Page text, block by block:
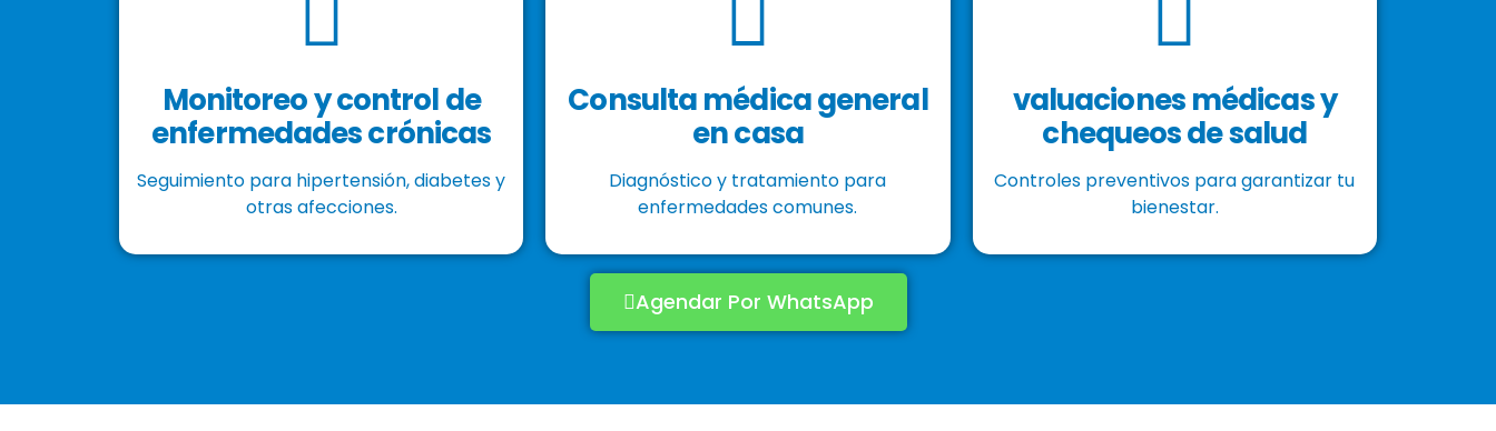
Monitoreo y control de
enfermedades crónicas
Seguimiento para hipertensión, diabetes y
otras afecciones.
Consulta médica general
en casa
Diagnóstico y tratamiento para
enfermedades comunes.
valuaciones médicas y
chequeos de salud
Controles preventivos para garantizar tu
bienestar.
Agendar Por WhatsApp